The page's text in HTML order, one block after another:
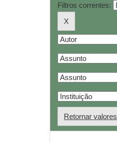
Filtros correntes:
Retornar valores